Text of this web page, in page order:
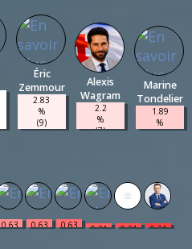
Éric
Zemmour
2.83
%
(9)
Alexis
Wagram
2.2
%
(7)
Marine
Tondelier
1.89
%
(6)
0.63
0.63
0.63
0.31
0.31
0.31